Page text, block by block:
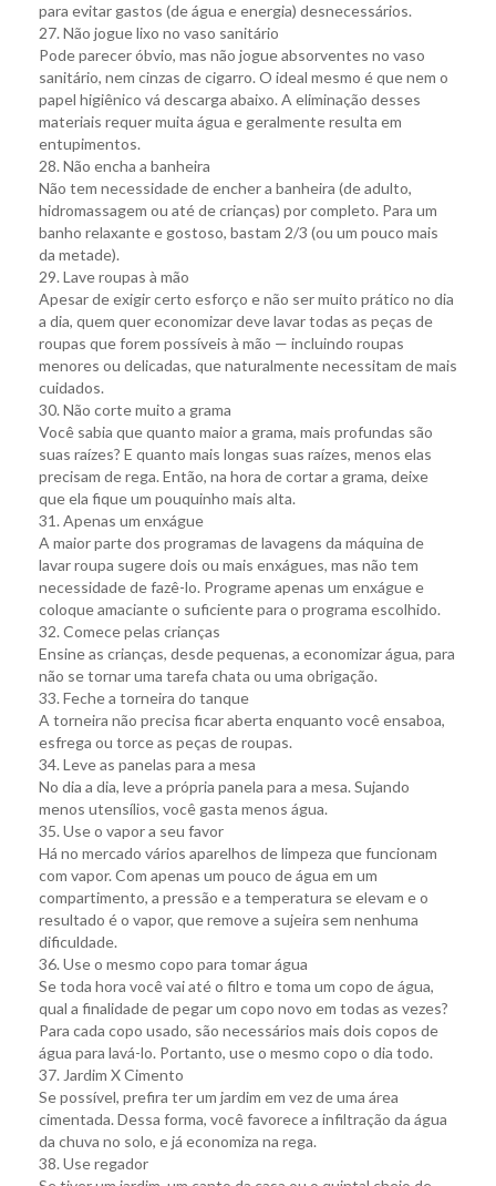
para evitar gastos (de água e energia) desnecessários.
27. Não jogue lixo no vaso sanitário
Pode parecer óbvio, mas não jogue absorventes no vaso
sanitário, nem cinzas de cigarro. O ideal mesmo é que nem o
papel higiênico vá descarga abaixo. A eliminação desses
materiais requer muita água e geralmente resulta em
entupimentos.
28. Não encha a banheira
Não tem necessidade de encher a banheira (de adulto,
hidromassagem ou até de crianças) por completo. Para um
banho relaxante e gostoso, bastam 2/3 (ou um pouco mais
da metade).
29. Lave roupas à mão
Apesar de exigir certo esforço e não ser muito prático no dia
a dia, quem quer economizar deve lavar todas as peças de
roupas que forem possíveis à mão — incluindo roupas
menores ou delicadas, que naturalmente necessitam de mais
cuidados.
30. Não corte muito a grama
Você sabia que quanto maior a grama, mais profundas são
suas raízes? E quanto mais longas suas raízes, menos elas
precisam de rega. Então, na hora de cortar a grama, deixe
que ela fique um pouquinho mais alta.
31. Apenas um enxágue
A maior parte dos programas de lavagens da máquina de
lavar roupa sugere dois ou mais enxágues, mas não tem
necessidade de fazê-lo. Programe apenas um enxágue e
coloque amaciante o suficiente para o programa escolhido.
32. Comece pelas crianças
Ensine as crianças, desde pequenas, a economizar água, para
não se tornar uma tarefa chata ou uma obrigação.
33. Feche a torneira do tanque
A torneira não precisa ficar aberta enquanto você ensaboa,
esfrega ou torce as peças de roupas.
34. Leve as panelas para a mesa
No dia a dia, leve a própria panela para a mesa. Sujando
menos utensílios, você gasta menos água.
35. Use o vapor a seu favor
Há no mercado vários aparelhos de limpeza que funcionam
com vapor. Com apenas um pouco de água em um
compartimento, a pressão e a temperatura se elevam e o
resultado é o vapor, que remove a sujeira sem nenhuma
dificuldade.
36. Use o mesmo copo para tomar água
Se toda hora você vai até o filtro e toma um copo de água,
qual a finalidade de pegar um copo novo em todas as vezes?
Para cada copo usado, são necessários mais dois copos de
água para lavá-lo. Portanto, use o mesmo copo o dia todo.
37. Jardim X Cimento
Se possível, prefira ter um jardim em vez de uma área
cimentada. Dessa forma, você favorece a infiltração da água
da chuva no solo, e já economiza na rega.
38. Use regador